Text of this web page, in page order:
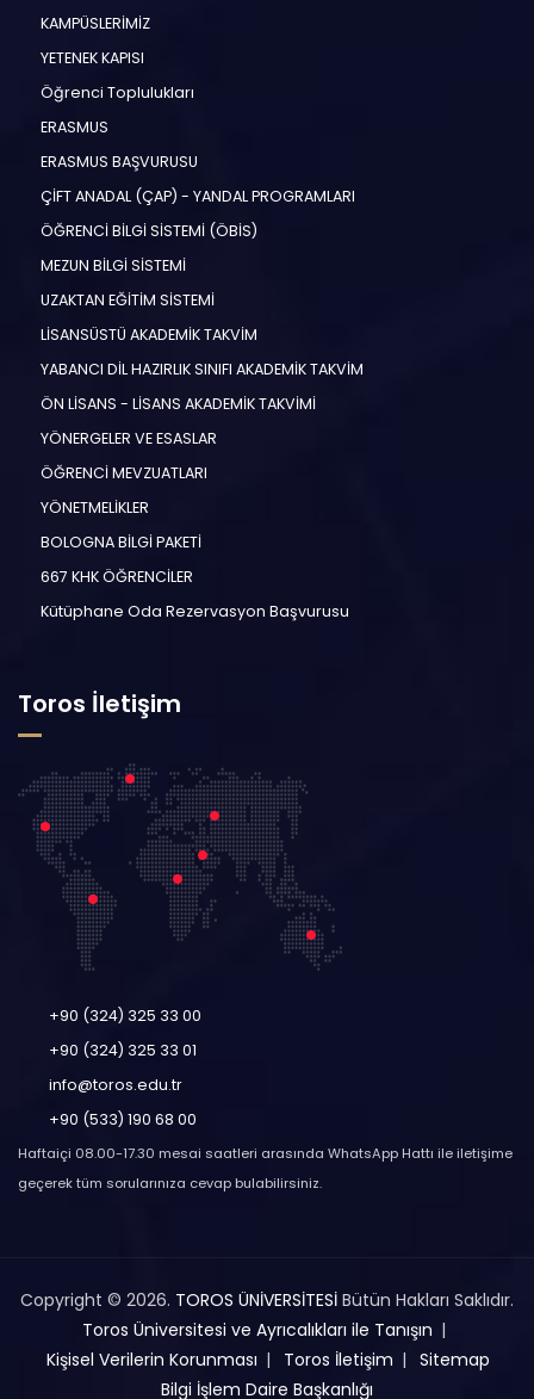
KAMPÜSLERİMİZ
YETENEK KAPISI
Öğrenci Toplulukları
ERASMUS
ERASMUS BAŞVURUSU
ÇİFT ANADAL (ÇAP) - YANDAL PROGRAMLARI
ÖĞRENCİ BİLGİ SİSTEMİ (ÖBİS)
MEZUN BİLGİ SİSTEMİ
UZAKTAN EĞİTİM SİSTEMİ
LİSANSÜSTÜ AKADEMİK TAKVİM
YABANCI DİL HAZIRLIK SINIFI AKADEMİK TAKVİM
ÖN LİSANS - LİSANS AKADEMİK TAKVİMİ
YÖNERGELER VE ESASLAR
ÖĞRENCİ MEVZUATLARI
YÖNETMELİKLER
BOLOGNA BİLGİ PAKETİ
667 KHK ÖĞRENCİLER
Kütüphane Oda Rezervasyon Başvurusu
Toros İletişim
+90 (324) 325 33 00
+90 (324) 325 33 01
info@toros.edu.tr
+90 (533) 190 68 00
Haftaiçi 08.00-17.30 mesai saatleri arasında WhatsApp Hattı ile iletişime
geçerek tüm sorularınıza cevap bulabilirsiniz.
Copyright © 2026. TOROS ÜNİVERSİTESİ Bütün Hakları Saklıdır.
Toros Üniversitesi ve Ayrıcalıkları ile Tanışın
Kişisel Verilerin Korunması
Toros İletişim
Sitemap
Bilgi İşlem Daire Başkanlığı